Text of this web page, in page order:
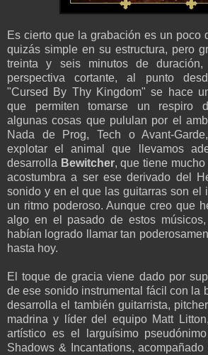
Es cierto que la grabación es un poco
quizás simple en su estructura, pero
treinta y seis minutos de
perspectiva cortante, al punto
"Cursed By Thy Kingdom" se hace
que permiten tomarse un respiro
algunas cosas que pululan por el
Nada de Prog, Tech o Avant-
explotar el animal que llevamos
desarrolla Bewitcher, que tiene
acostumbra a ser ese derivado del
sonido y en el que las guitarras son el
un ritmo poderoso. Aunque creo que
algo en el pasado de estos
habían logrado llamar tan
hasta hoy.
El toque de gracia viene dado por
de ese sonido instrumental fácil con la
desarrolla el también guitarrista,
madrina y líder del equipo Matt
artístico es el larguísimo
Shadows & Incantations,